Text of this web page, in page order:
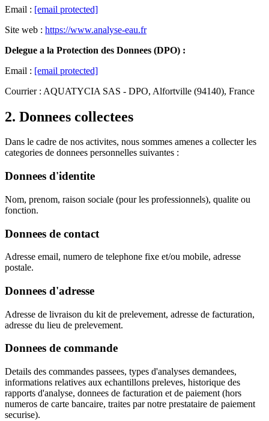
Email : [email protected]
Site web : https://www.analyse-eau.fr
Delegue a la Protection des Donnees (DPO) :
Email : [email protected]
Courrier : AQUATYCIA SAS - DPO, Alfortville (94140), France
2. Donnees collectees
Dans le cadre de nos activites, nous sommes amenes a collecter les
categories de donnees personnelles suivantes :
Donnees d'identite
Nom, prenom, raison sociale (pour les professionnels), qualite ou
fonction.
Donnees de contact
Adresse email, numero de telephone fixe et/ou mobile, adresse
postale.
Donnees d'adresse
Adresse de livraison du kit de prelevement, adresse de facturation,
adresse du lieu de prelevement.
Donnees de commande
Details des commandes passees, types d'analyses demandees,
informations relatives aux echantillons preleves, historique des
rapports d'analyse, donnees de facturation et de paiement (hors
numeros de carte bancaire, traites par notre prestataire de paiement
securise).